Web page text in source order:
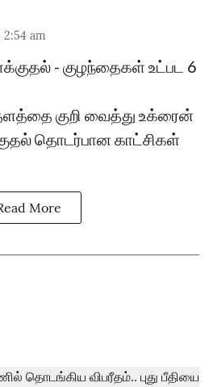
am
- குழந்தைகள் உட்பட 6
குறி வைத்து உக்ரைன்
தொடர்பான காட்சிகள்
More